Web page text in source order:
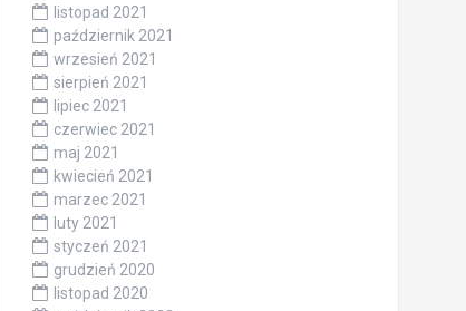
listopad 2021
październik 2021
wrzesień 2021
sierpień 2021
lipiec 2021
czerwiec 2021
maj 2021
kwiecień 2021
marzec 2021
luty 2021
styczeń 2021
grudzień 2020
listopad 2020